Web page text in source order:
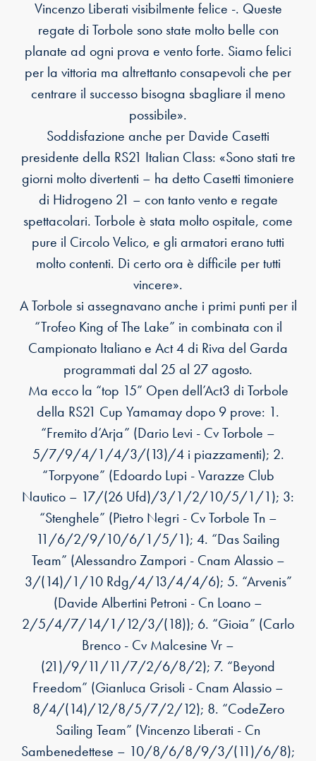
Vincenzo Liberati visibilmente felice -. Queste
regate di Torbole sono state molto belle con
planate ad ogni prova e vento forte. Siamo felici
per la vittoria ma altrettanto consapevoli che per
centrare il successo bisogna sbagliare il meno
possibile».
Soddisfazione anche per Davide Casetti
presidente della RS21 Italian Class: «Sono stati tre
giorni molto divertenti – ha detto Casetti timoniere
di Hidrogeno 21 – con tanto vento e regate
spettacolari. Torbole è stata molto ospitale, come
pure il Circolo Velico, e gli armatori erano tutti
molto contenti. Di certo ora è difficile per tutti
vincere».
A Torbole si assegnavano anche i primi punti per il
“Trofeo King of The Lake” in combinata con il
Campionato Italiano e Act 4 di Riva del Garda
programmati dal 25 al 27 agosto.
Ma ecco la “top 15” Open dell’Act3 di Torbole
della RS21 Cup Yamamay dopo 9 prove: 1.
“Fremito d’Arja” (Dario Levi - Cv Torbole –
5/7/9/4/1/4/3/(13)/4 i piazzamenti); 2.
“Torpyone” (Edoardo Lupi - Varazze Club
Nautico – 17/(26 Ufd)/3/1/2/10/5/1/1); 3:
“Stenghele” (Pietro Negri - Cv Torbole Tn –
11/6/2/9/10/6/1/5/1); 4. “Das Sailing
Team” (Alessandro Zampori - Cnam Alassio –
3/(14)/1/10 Rdg/4/13/4/4/6); 5. “Arvenis”
(Davide Albertini Petroni - Cn Loano –
2/5/4/7/14/1/12/3/(18)); 6. “Gioia” (Carlo
Brenco - Cv Malcesine Vr –
(21)/9/11/11/7/2/6/8/2); 7. “Beyond
Freedom” (Gianluca Grisoli - Cnam Alassio –
8/4/(14)/12/8/5/7/2/12); 8. “CodeZero
Sailing Team” (Vincenzo Liberati - Cn
Sambenedettese – 10/8/6/8/9/3/(11)/6/8);